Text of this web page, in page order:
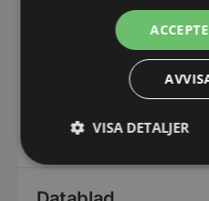
– Bärbart Ph-
– Sockel för att täcka
med hjul).VISA DETALJER
Strikt